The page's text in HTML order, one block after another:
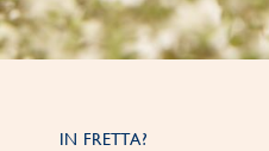
IN FRETTA?